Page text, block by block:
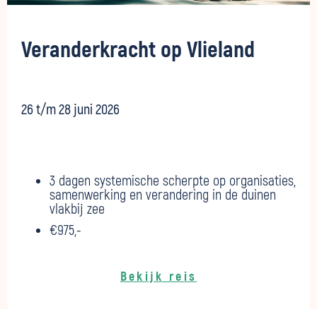
Veranderkracht op Vlieland
26 t/m 28 juni 2026
3 dagen systemische scherpte op organisaties,
samenwerking en verandering in de duinen
vlakbij zee
€975,-
Bekijk reis